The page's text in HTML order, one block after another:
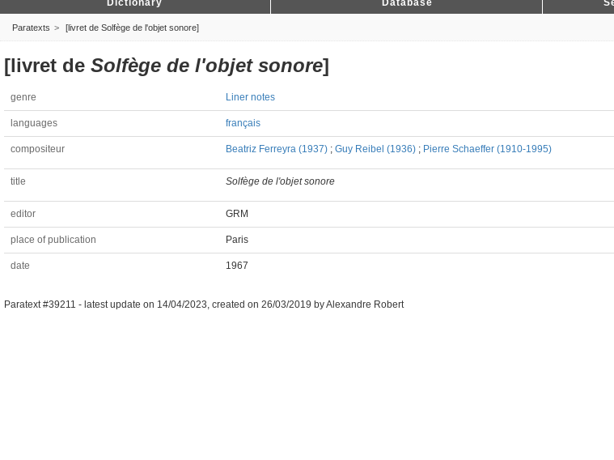
Dictionary Database
Paratexts [livret de Solfège de l'objet sonore]
[livret de Solfège de l'objet sonore]
genre Liner notes
languages français
compositeur Beatriz Ferreyra (1937) ; Guy Reibel (1936) ; Pierre Schaeffer (1910-1995)
title Solfège de l'objet sonore
editor GRM
place of publication Paris
date 1967
Paratext #39211 - latest update on 14/04/2023, created on 26/03/2019 byAlexandre Robert